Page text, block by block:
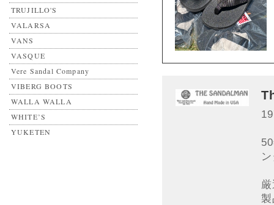
TRUJILLO'S
VALARSA
VANS
VASQUE
Vere Sandal Company
VIBERG BOOTS
WALLA WALLA
WHITE’S
YUKETEN